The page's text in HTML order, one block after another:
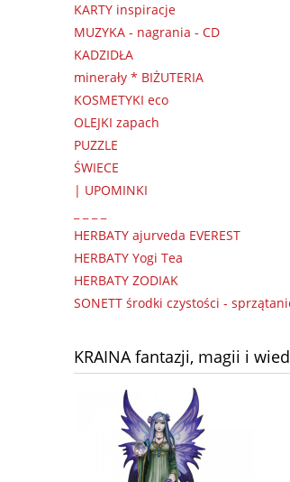
KARTY inspiracje
MUZYKA - nagrania - CD
KADZIDŁA
minerały * BIŻUTERIA
KOSMETYKI eco
OLEJKI zapach
PUZZLE
ŚWIECE
| UPOMINKI
HERBATY ajurveda EVEREST
HERBATY Yogi Tea
HERBATY ZODIAK
SONETT środki czystości -
KRAINA fantazji, magii i